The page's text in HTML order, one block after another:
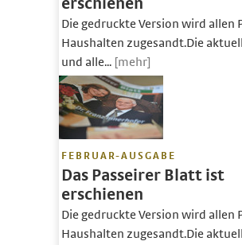
erschienen
Die gedruckte Version wird allen
Haushalten zugesandt.Die
und alle... [mehr]
FEBRUAR-AUSGABE
Das Passeirer Blatt ist
erschienen
Die gedruckte Version wird allen
Haushalten zugesandt.Die